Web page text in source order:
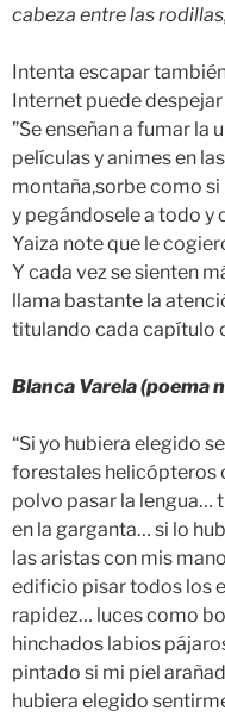
cabeza entre las
Intenta escapar
Internet puede
”Se enseñan a fumar la
películas y animes en
montaña,sorbe como si
y pegándosele a todo y
Yaiza note que le
Y cada vez se sienten
llama bastante la
titulando cada capítulo
Blanca Varela (poema
“Si yo hubiera elegido
forestales helicópteros
polvo pasar la lengua…
en la garganta… si lo
las aristas con mis
edificio pisar todos los
rapidez… luces como
hinchados labios
pintado si mi piel
hubiera elegido